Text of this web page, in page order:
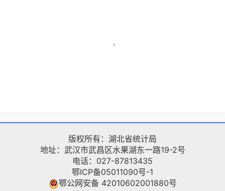
版权所有：湖北省统计局
地址：武汉市武昌区水果湖东一路19-2号
电话：027-87813435
鄂ICP备05011090号-1
鄂公网安备 42010602001880号